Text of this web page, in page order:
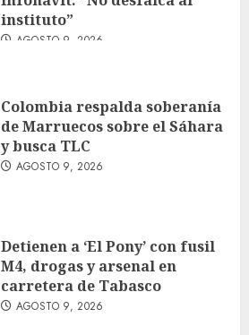
instituto”
AGOSTO 9, 2026
Colombia respalda soberanía
de Marruecos sobre el Sáhara
y busca TLC
AGOSTO 9, 2026
Detienen a ‘El Pony’ con fusil
M4, drogas y arsenal en
carretera de Tabasco
AGOSTO 9, 2026